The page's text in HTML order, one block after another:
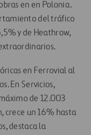
en en Polonia.
del tráfico
y de Heathrow,
en Ferrovial al
En Servicios,
de 12.003
crece un 16% hasta
destaca la